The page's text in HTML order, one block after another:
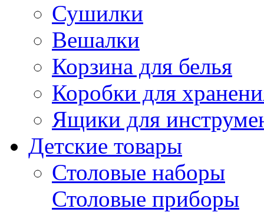
Сушилки
Вешалки
Корзина для белья
Коробки для
Ящики для
Детские товары
Столовые наборы
Столовые приборы